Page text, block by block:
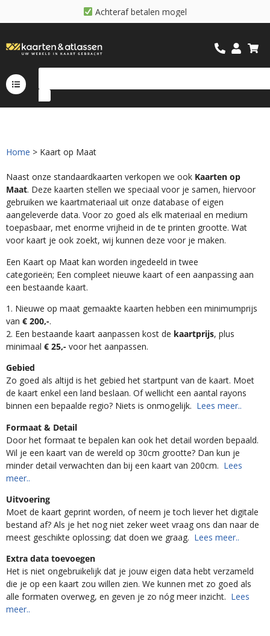
Achteraf betalen mogel
Home > Kaart op Maat
Naast onze standaardkaarten verkopen we ook Kaarten op
Maat. Deze kaarten stellen we speciaal voor je samen, hiervoor
gebruiken we kaartmateriaal uit onze database of eigen
aangeleverde data. Voor zo goed als elk materiaal en medium
toepasbaar, met enorme vrijheid in de te printen grootte. Wat
voor kaart je ook zoekt, wij kunnen deze voor je maken.
Een Kaart op Maat kan worden ingedeeld in twee
categorieën; Een compleet nieuwe kaart of een aanpassing aan
een bestaande kaart.
1. Nieuwe op maat gemaakte kaarten hebben een minimumprijs
van € 200,-.
2. Een bestaande kaart aanpassen kost de kaartprijs, plus
minimaal € 25,- voor het aanpassen.
Gebied
Zo goed als altijd is het gebied het startpunt van de kaart. Moet
de kaart enkel een land beslaan. Of wellicht een aantal rayons
binnen een bepaalde regio? Niets is onmogelijk. Lees meer..
Formaat & Detail
Door het formaat te bepalen kan ook het detail worden bepaald.
Wil je een kaart van de wereld op 30cm grootte? Dan kun je
minder detail verwachten dan bij een kaart van 200cm. Lees
meer..
Uitvoering
Moet de kaart geprint worden, of neem je toch liever het digitale
bestand af? Als je het nog niet zeker weet vraag ons dan naar de
meest geschikte oplossing; dat doen we graag. Lees meer..
Extra data toevoegen
Het is niet ongebruikelijk dat je jouw eigen data hebt verzameld
die je op een kaart zou willen zien. We kunnen met zo goed als
alle formaten overweg, en geven je zo nóg meer inzicht. Lees
meer..